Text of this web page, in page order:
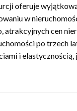
oferuje
w
cen
po trzech
i